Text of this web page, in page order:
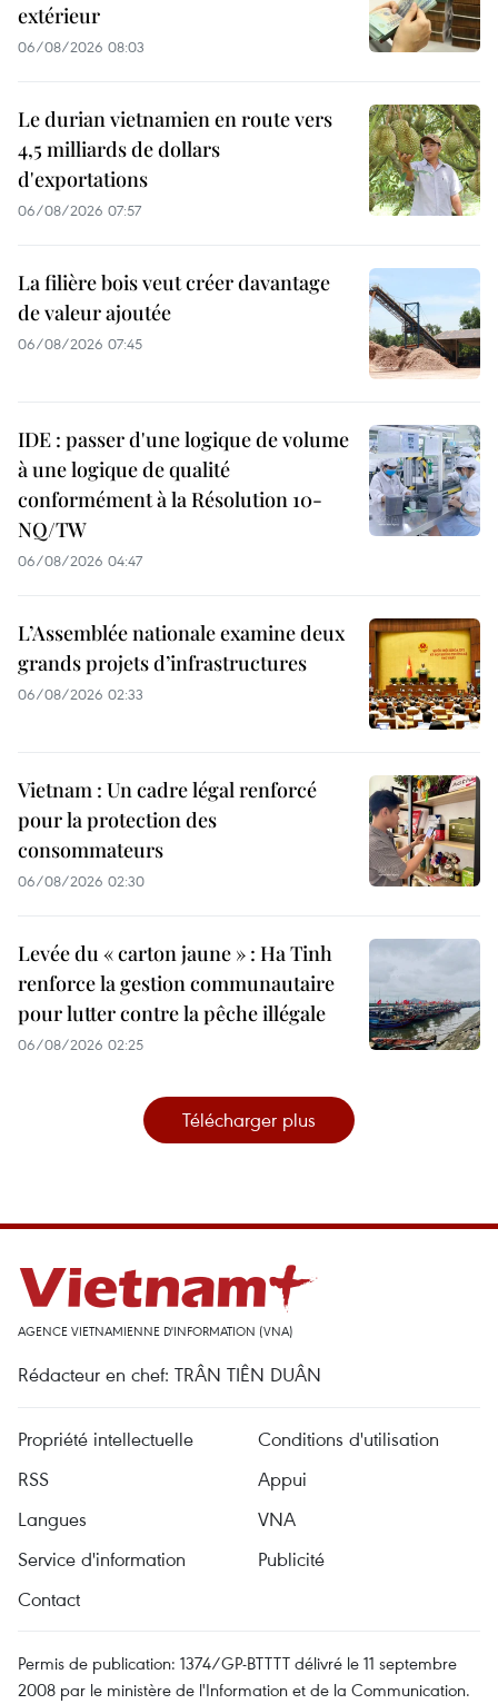
extérieur
06/08/2026 08:03
Le durian vietnamien en route vers
4,5 milliards de dollars
d'exportations
06/08/2026 07:57
La filière bois veut créer davantage
de valeur ajoutée
06/08/2026 07:45
IDE : passer d'une logique de volume
à une logique de qualité
conformément à la Résolution 10-
NQ/TW
06/08/2026 04:47
L’Assemblée nationale examine deux
grands projets d’infrastructures
06/08/2026 02:33
Vietnam : Un cadre légal renforcé
pour la protection des
consommateurs
06/08/2026 02:30
Levée du « carton jaune » : Ha Tinh
renforce la gestion communautaire
pour lutter contre la pêche illégale
06/08/2026 02:25
Télécharger plus
AGENCE VIETNAMIENNE D'INFORMATION (VNA)
Rédacteur en chef: TRÂN TIÊN DUÂN
Propriété intellectuelle
Conditions d'utilisation
RSS
Appui
Langues
VNA
Service d'information
Publicité
Contact
Permis de publication: 1374/GP-BTTTT délivré le 11 septembre
2008 par le ministère de l'Information et de la Communication.